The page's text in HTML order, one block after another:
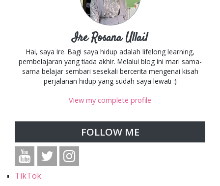
Ire Rosana Ullail
Hai, saya Ire. Bagi saya hidup adalah lifelong learning,
pembelajaran yang tiada akhir. Melalui blog ini mari sama-
sama belajar sembari sesekali bercerita mengenai kisah
perjalanan hidup yang sudah saya lewati :)
View my complete profile
FOLLOW ME
TikTok